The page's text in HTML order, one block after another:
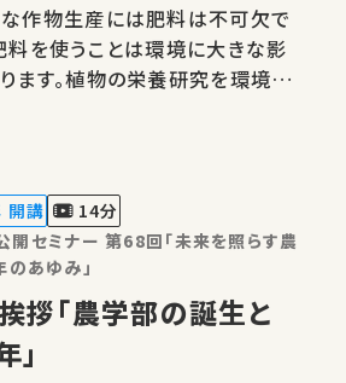
作物生産には肥料は不可欠で
料を使うことは環境に大きな影
ます。植物の栄養研究を環境影
・講演があればSNSなどでシェ
アをお願いします。 この講演は日本語…
開講
14分
開セミナー 第68回「未来を照らす農
あゆみ」
拶「農学部の誕生と